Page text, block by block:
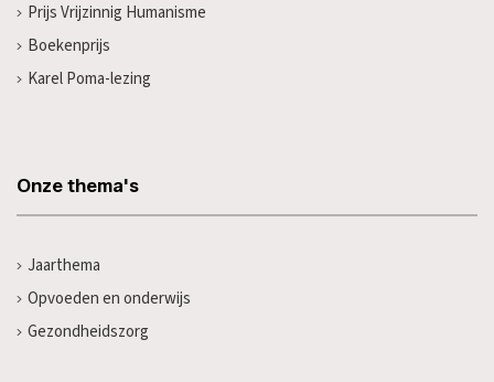
Prijs Vrijzinnig Humanisme
Boekenprijs
Karel Poma-lezing
Onze thema's
Jaarthema
Opvoeden en onderwijs
Gezondheidszorg